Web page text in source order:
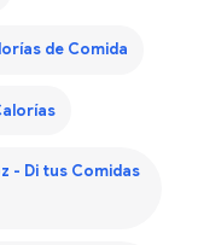
de Comida
- Di tus Comidas